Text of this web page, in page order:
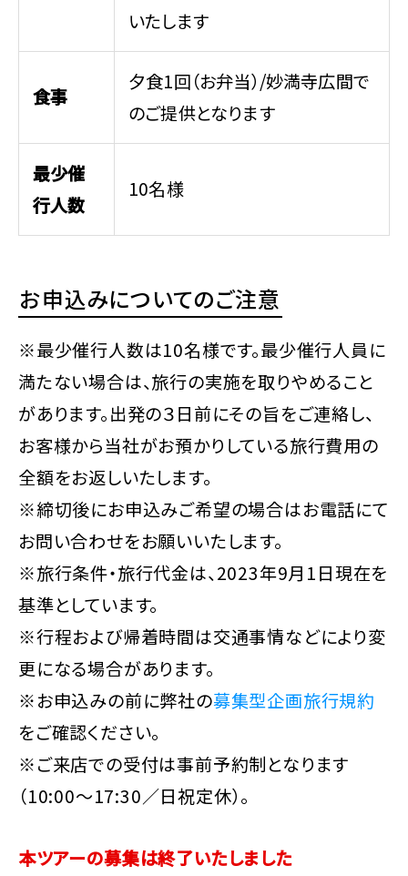
いたします
食事
夕食1回（お弁当）/妙満寺広間で
のご提供となります
最少催
行人数
10名様
お申込みについてのご注意
※最少催行人数は10名様です。最少催行人員に
満たない場合は、旅行の実施を取りやめること
があります。出発の３日前にその旨をご連絡し、
お客様から当社がお預かりしている旅行費用の
全額をお返しいたします。
※締切後にお申込みご希望の場合はお電話にて
お問い合わせをお願いいたします。
※旅行条件・旅行代金は、2023年9月1日現在を
基準としています。
※行程および帰着時間は交通事情などにより変
更になる場合があります。
※お申込みの前に弊社の募集型企画旅行規約
をご確認ください。
※ご来店での受付は事前予約制となります
（10:00～17:30／日祝定休）。
本ツアーの募集は終了いたしました